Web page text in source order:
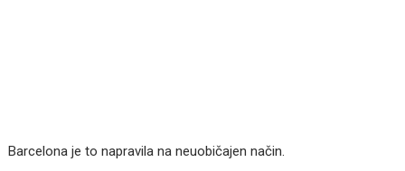
Barcelona je to napravila na neuobičajen način.